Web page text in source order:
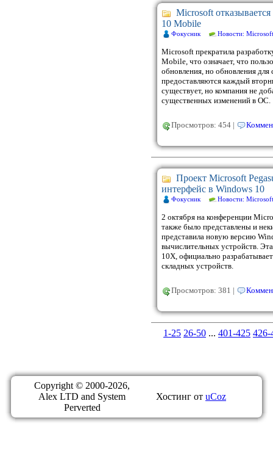
Microsoft
10 Mobile
Фокусник Новости: Microsoft
Microsoft прекратила
Mobile, что означает, что
обновления, но обновления
предоставляются каждый
существует, но компания не
существенных изменений в ОС.
Просмотров: 454 |
Проект Microsoft
интерфейс в Windows 10
Фокусник Новости: Microsoft
2 октября на конференции
также было представлены и
представила новую версию
вычислительных устройств.
10X, официально
складных устройств.
Просмотров: 381 |
1-25 26-50 ... 401-425 426-
Copyright © 2000-2026,
Alex LTD and System
Perverted
Хостинг от uCoz